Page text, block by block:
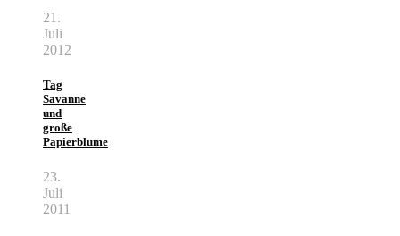
21.
Juli
2012
Tag
Savanne
und
große
Papierblume
23.
Juli
2011